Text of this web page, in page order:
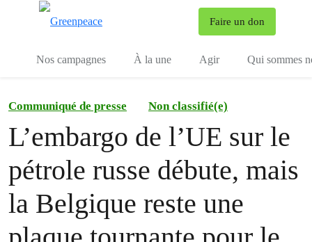
Faire un don
Nos campagnes À la une Agir Qui sommes
Communiqué de presse Non classifié(e)
L’embargo de l’UE sur le
pétrole russe débute, mais
la Belgique reste une